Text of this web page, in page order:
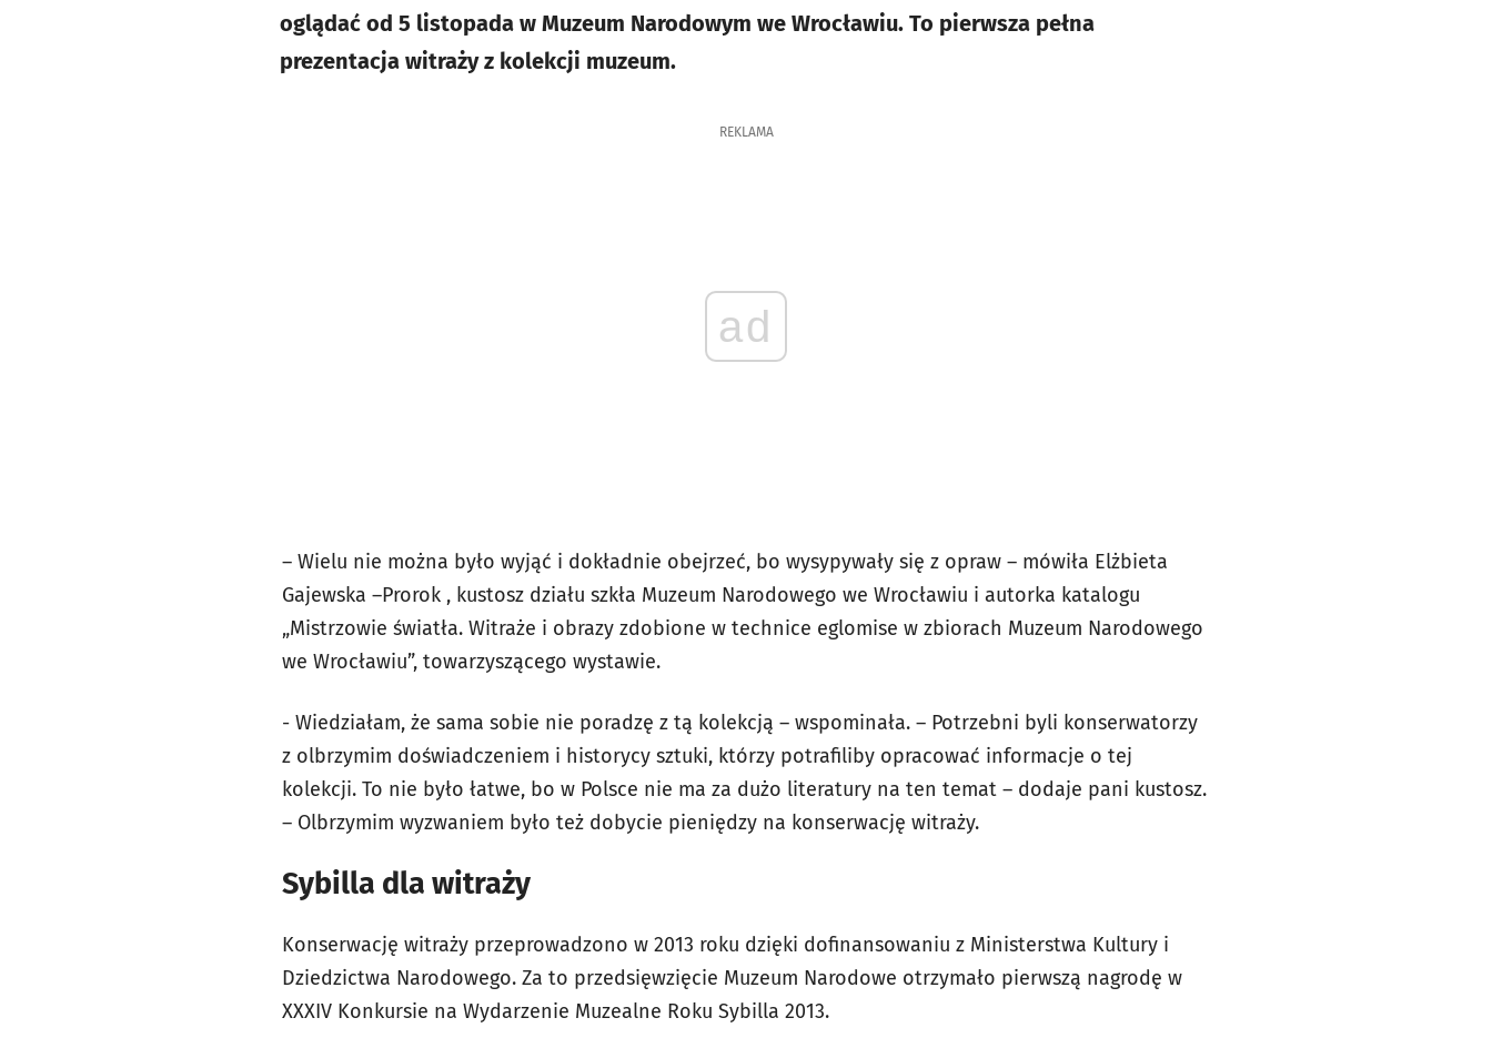
oglądać od 5 listopada w Muzeum Narodowym we Wrocławiu. To pierwsza pełna
prezentacja witraży z kolekcji muzeum.
REKLAMA
ad
– Wielu nie można było wyjąć i dokładnie obejrzeć, bo wysypywały się z opraw – mówiła Elżbieta
Gajewska –Prorok , kustosz działu szkła Muzeum Narodowego we Wrocławiu i autorka katalogu
„Mistrzowie światła. Witraże i obrazy zdobione w technice eglomise w zbiorach Muzeum Narodowego
we Wrocławiu”, towarzyszącego wystawie.
- Wiedziałam, że sama sobie nie poradzę z tą kolekcją – wspominała. – Potrzebni byli konserwatorzy
z olbrzymim doświadczeniem i historycy sztuki, którzy potrafiliby opracować informacje o tej
kolekcji. To nie było łatwe, bo w Polsce nie ma za dużo literatury na ten temat – dodaje pani kustosz.
– Olbrzymim wyzwaniem było też dobycie pieniędzy na konserwację witraży.
Sybilla dla witraży
Konserwację witraży przeprowadzono w 2013 roku dzięki dofinansowaniu z Ministerstwa Kultury i
Dziedzictwa Narodowego. Za to przedsięwzięcie Muzeum Narodowe otrzymało pierwszą nagrodę w
XXXIV Konkursie na Wydarzenie Muzealne Roku Sybilla 2013.